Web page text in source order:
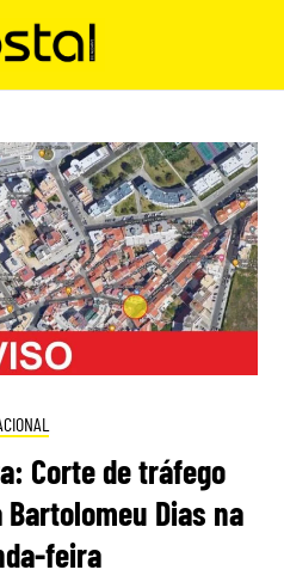
Corte de tráfego
Dias na
feira